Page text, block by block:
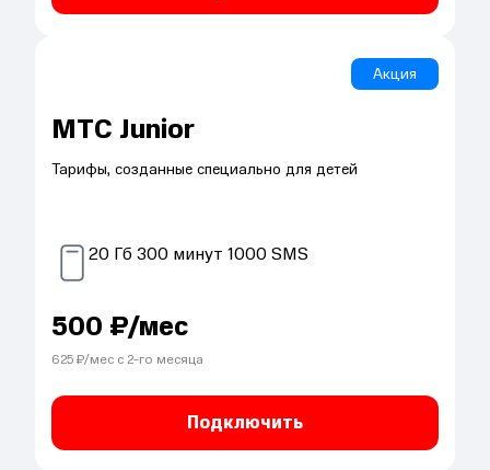
Акция
МТС Junior
Тарифы, созданные специально для детей
20 Гб 300 минут 1000SMS
500 ₽/мес
625₽/мес с 2-го месяца
Подключить